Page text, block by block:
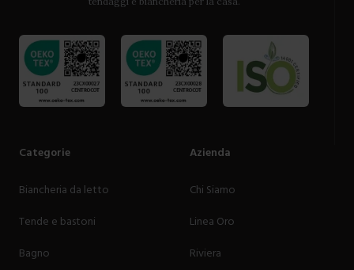
Categorie
Biancheria da letto
Tende e bastoni
Bagno
Azienda
Chi Siamo
Linea Oro
Riviera